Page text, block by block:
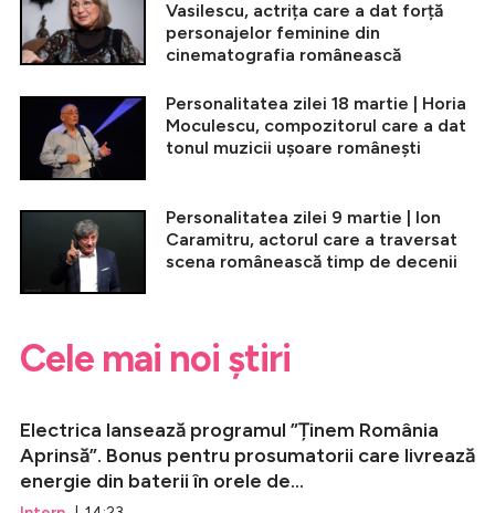
Vasilescu, actrița care a dat forță
personajelor feminine din
cinematografia românească
Personalitatea zilei 18 martie | Horia
Moculescu, compozitorul care a dat
tonul muzicii ușoare românești
Personalitatea zilei 9 martie | Ion
Caramitru, actorul care a traversat
scena românească timp de decenii
Cele mai noi știri
Electrica lansează programul ”Ținem România
Aprinsă”. Bonus pentru prosumatorii care livrează
energie din baterii în orele de...